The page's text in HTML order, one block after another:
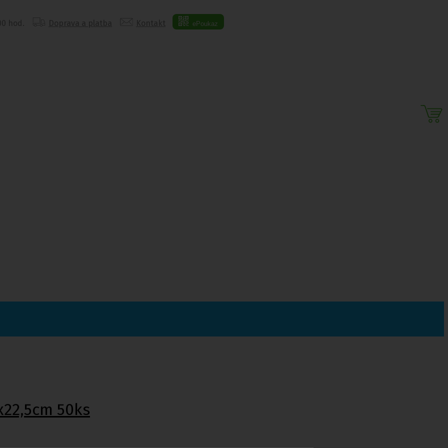
hod. ePoukaz
50ks